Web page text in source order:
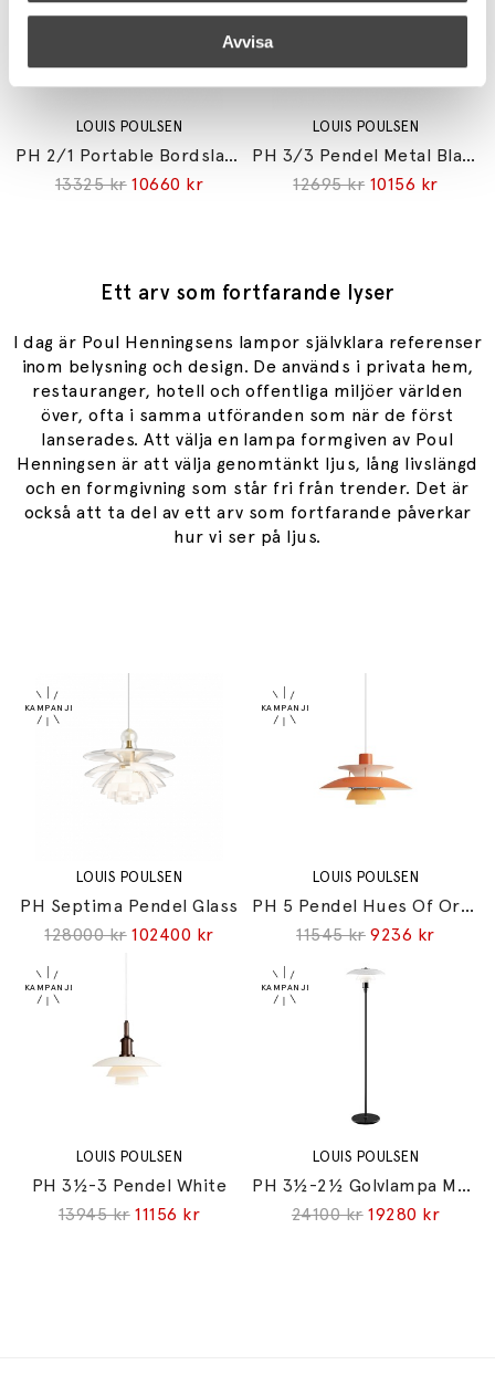
Avvisa
LOUIS POULSEN
PH 2/1 Portable Bordslampa High Lustre Chrome Plated
13325 kr 10660 kr
LOUIS POULSEN
PH 3/3 Pendel Metal Black/Opal Glass V2
12695 kr 10156 kr
Ett arv som fortfarande lyser
I dag är Poul Henningsens lampor självklara referenser
inom belysning och design. De används i privata hem,
restauranger, hotell och offentliga miljöer världen
över, ofta i samma utföranden som när de först
lanserades. Att välja en lampa formgiven av Poul
Henningsen är att välja genomtänkt ljus, lång livslängd
och en formgivning som står fri från trender. Det är
också att ta del av ett arv som fortfarande påverkar
hur vi ser på ljus.
LOUIS POULSEN
PH Septima Pendel Glass
128000 kr 102400 kr
LOUIS POULSEN
PH 5 Pendel Hues Of Orange
11545 kr 9236 kr
LOUIS POULSEN
PH 3½-3 Pendel White
13945 kr 11156 kr
LOUIS POULSEN
PH 3½-2½ Golvlampa Metalized Black
24100 kr 19280 kr